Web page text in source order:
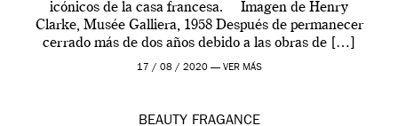
icónicos de la casa francesa. Imagen de Henry
Clarke, Musée Galliera, 1958 Después de permanecer
cerrado más de dos años debido a las obras de […]
17 / 08 / 2020 — VER MÁS
BEAUTY FRAGANCE